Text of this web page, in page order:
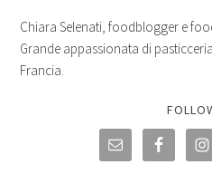
Chiara Selenati, foodblogger e
Grande appassionata di
Francia.